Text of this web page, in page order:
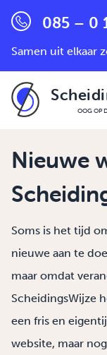
085 – 0
Samen uit elkaar
OOG OP
Nieuwe
Soms is het tijd
nieuwe aan te
maar omdat
ScheidingsWijze
een fris en
website, maar